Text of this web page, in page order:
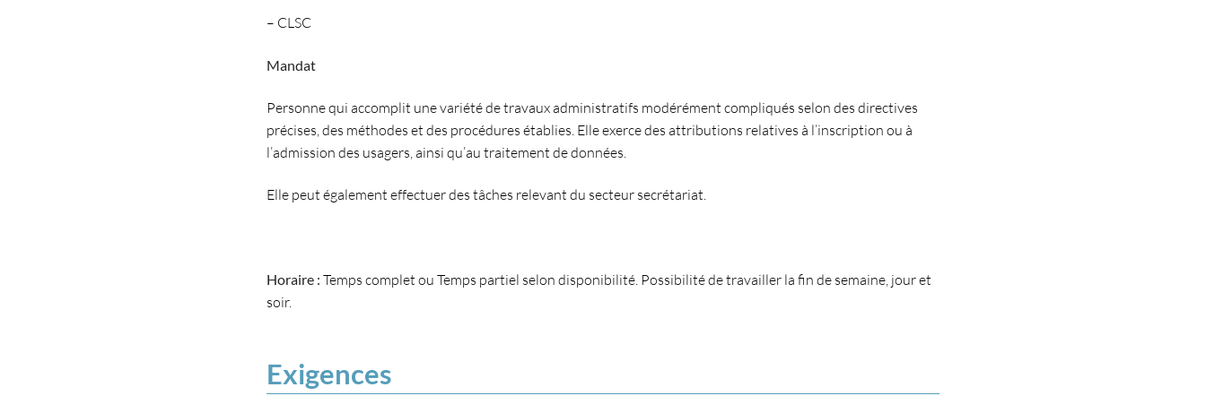
– CLSC
Mandat
Personne qui accomplit une variété de travaux administratifs modérément compliqués selon des directives
précises, des méthodes et des procédures établies. Elle exerce des attributions relatives à l’inscription ou à
l’admission des usagers, ainsi qu’au traitement de données.
Elle peut également effectuer des tâches relevant du secteur secrétariat.
Horaire : Temps complet ou Temps partiel selon disponibilité. Possibilité de travailler la fin de semaine, jour et
soir.
Exigences